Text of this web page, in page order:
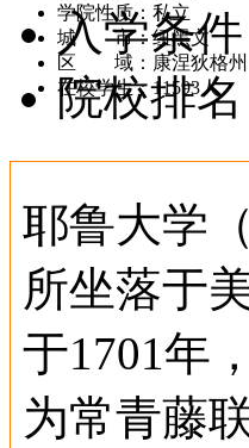
学院性质：私立
城 市：纽黑文
区 域：康涅狄格州
在校学生：11593人
入学条件
院校排名
耶鲁大学
所坐落于
于1701年
为常青藤